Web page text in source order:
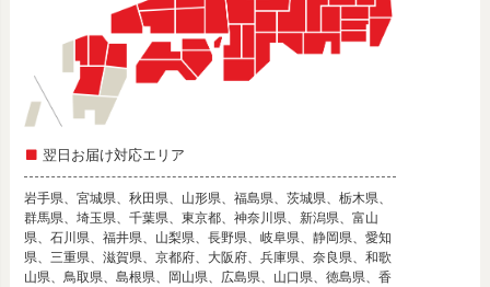
翌日お届け対応エリア
岩手県、宮城県、秋田県、山形県、福島県、茨城県、栃木県、
群馬県、埼玉県、千葉県、東京都、神奈川県、新潟県、富山
県、石川県、福井県、山梨県、長野県、岐阜県、静岡県、愛知
県、三重県、滋賀県、京都府、大阪府、兵庫県、奈良県、和歌
山県、鳥取県、島根県、岡山県、広島県、山口県、徳島県、香